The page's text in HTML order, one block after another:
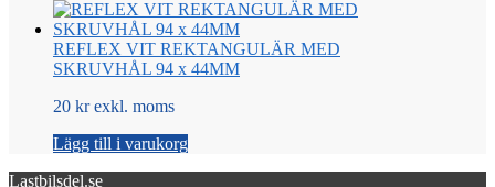
REFLEX VIT REKTANGULÄR MED
SKRUVHÅL 94 x 44MM
20 kr exkl. moms
Lägg till i varukorg
Lastbilsdel.se